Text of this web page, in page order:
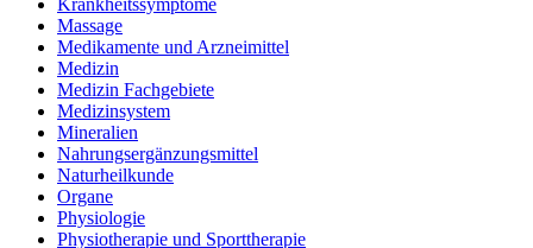
Massage
Medikamente und Arzneimittel
Medizin
Medizin Fachgebiete
Medizinsystem
Mineralien
Nahrungsergänzungsmittel
Naturheilkunde
Organe
Physiologie
Physiotherapie und Sporttherapie